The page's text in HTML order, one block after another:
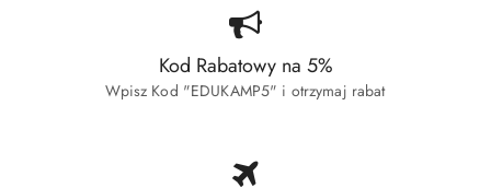
Kod Rabatowy na 5%
Wpisz Kod "EDUKAMP5" i otrzymaj rabat